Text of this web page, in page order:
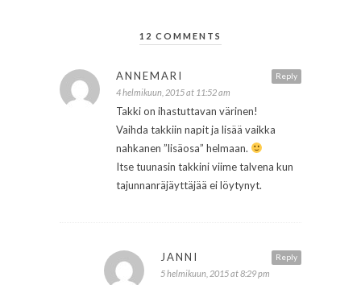
12 COMMENTS
Reply
ANNEMARI
4 helmikuun, 2015 at 11:52 am
Takki on ihastuttavan värinen!
Vaihda takkiin napit ja lisää vaikka
nahkanen ”lisäosa” helmaan.
Itse tuunasin takkini viime talvena kun
tajunnanräjäyttäjää ei löytynyt.
Reply
JANNI
5 helmikuun, 2015 at 8:29 pm